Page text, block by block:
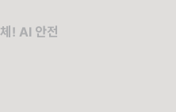
! AI 안전